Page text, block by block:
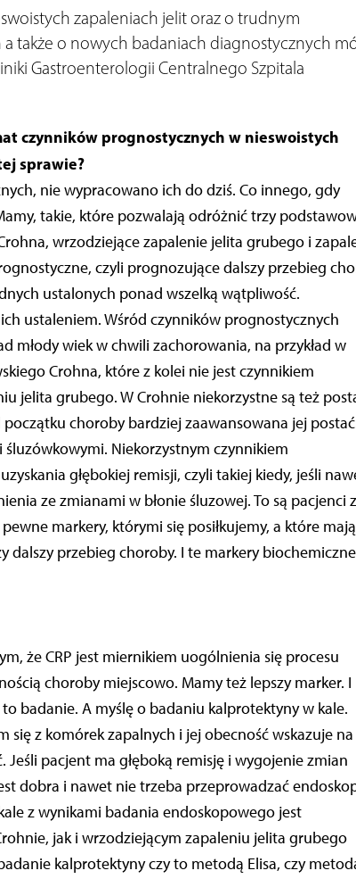
zapaleniach jelit oraz o trudnym
także o nowych badaniach diagnostycznych
Gastroenterologii Centralnego Szpitala
czynników prognostycznych w nieswoistych
sprawie?
nie wypracowano ich do dziś. Co innego, gdy
takie, które pozwalają odróżnić trzy
wrzodziejące zapalenie jelita grubego i
czyli prognozujące dalszy przebieg
ustalonych ponad wszelką wątpliwość.
ustaleniem. Wśród czynników prognostycznych
młody wiek w chwili zachorowania, na przykład w
Crohna, które z kolei nie jest czynnikiem
jelita grubego. W Crohnie niekorzystne są też
choroby bardziej zaawansowana jej
Niekorzystnym czynnikiem
głębokiej remisji, czyli takiej kiedy, jeśli
ze zmianami w błonie śluzowej. To są pacjenci z
markery, którymi się posiłkujemy, a które mają
dalszy przebieg choroby. I te markery
że CRP jest miernikiem uogólnienia się procesu
choroby miejscowo. Mamy też lepszy marker. I
badanie. A myślę o badaniu kalprotektyny w kale.
się z komórek zapalnych i jej obecność wskazuje na
Jeśli pacjent ma głęboką remisję i wygojenie zmian
dobra i nawet nie trzeba przeprowadzać
z wynikami badania endoskopowego jest
jak i wrzodziejącym zapaleniu jelita grubego
kalprotektyny czy to metodą Elisa, czy